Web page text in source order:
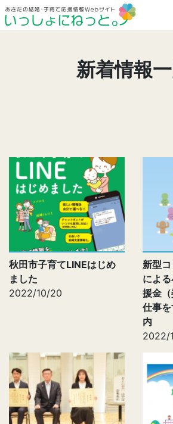
新着情報
秋田市子育てLINEはじめ
ました
2022/10/20
新型
によ
援金
仕事
内
2022/